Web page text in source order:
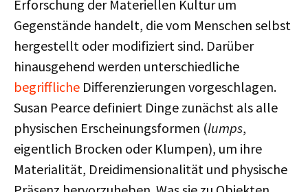
Erforschung der Materiellen Kultur um
Gegenstände handelt, die vom Menschen selbst
hergestellt oder modifiziert sind. Darüber
hinausgehend werden unterschiedliche
begriffliche Differenzierungen vorgeschlagen.
Susan Pearce definiert Dinge zunächst als alle
physischen Erscheinungsformen (lumps,
eigentlich Brocken oder Klumpen), um ihre
Materialität, Dreidimensionalität und physische